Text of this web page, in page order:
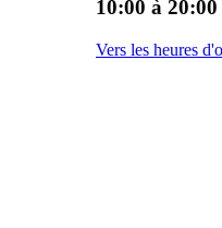
10:00 à 20:00
Vers les heures